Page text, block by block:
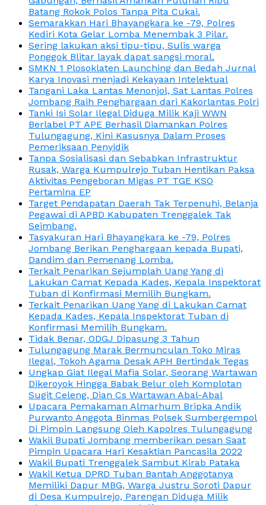
Batang Rokok Polos Tanpa Pita Cukai.
Semarakkan Hari Bhayangkara ke -79, Polres
Kediri Kota Gelar Lomba Menembak 3 Pilar.
Sering lakukan aksi tipu-tipu, Sulis warga
Ponggok Blitar layak dapat sangsi moral.
SMKN 1 Plosoklaten Launching dan Bedah Jurnal
Karya Inovasi menjadi Kekayaan Intelektual
Tangani Laka Lantas Menonjol, Sat Lantas Polres
Jombang Raih Penghargaan dari Kakorlantas Polri
Tanki Isi Solar Ilegal Diduga Milik Kaji WWN
Berlabel PT APE Berhasil Diamankan Polres
Tulungagung, Kini Kasusnya Dalam Proses
Pemeriksaan Penyidik
Tanpa Sosialisasi dan Sebabkan Infrastruktur
Rusak, Warga Kumpulrejo Tuban Hentikan Paksa
Aktivitas Pengeboran Migas PT TGE KSO
Pertamina EP
Target Pendapatan Daerah Tak Terpenuhi, Belanja
Pegawai di APBD Kabupaten Trenggalek Tak
Seimbang.
Tasyakuran Hari Bhayangkara ke -79, Polres
Jombang Berikan Penghargaan kepada Bupati,
Dandim dan Pemenang Lomba.
Terkait Penarikan Sejumplah Uang Yang di
Lakukan Camat Kepada Kades, Kepala Inspektorat
Tuban di Konfirmasi Memilih Bungkam.
Terkait Penarikan Uang Yang di Lakukan Camat
Kepada Kades, Kepala Inspektorat Tuban di
Konfirmasi Memilih Bungkam.
Tidak Benar, ODGJ Dipasung 3 Tahun
Tulungagung Marak Bermunculan Toko Miras
Ilegal, Tokoh Agama Desak APH Bertindak Tegas
Ungkap Giat Ilegal Mafia Solar, Seorang Wartawan
Dikeroyok Hingga Babak Belur oleh Komplotan
Sugit Celeng, Dian Cs Wartawan Abal-Abal
Upacara Pemakaman Almarhum Bripka Andik
Purwanto Anggota Binmas Polsek Sumbergempol
Di Pimpin Langsung Oleh Kapolres Tulungagung
Wakil Bupati Jombang memberikan pesan Saat
Pimpin Upacara Hari Kesaktian Pancasila 2022
Wakil Bupati Trenggalek Sambut Kirab Pataka
Wakil Ketua DPRD Tuban Bantah Anggotanya
Memiliki Dapur MBG, Warga Justru Soroti Dapur
di Desa Kumpulrejo, Parengan Diduga Milik